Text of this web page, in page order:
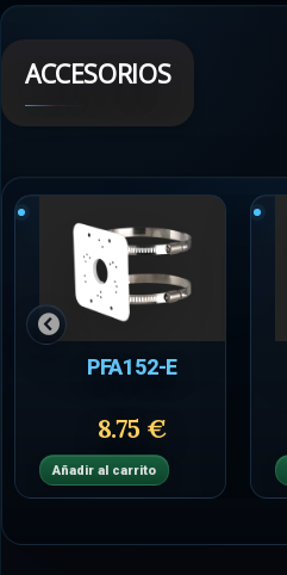
ACCESORIOS
PFA152-E
8.75 €
Añadir al carrito